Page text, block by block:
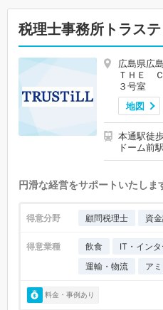
税理士事務所トラス
広島県広
ＴＨＥ
３号室
地図
本通駅徒
ドーム前
円滑な経営をサポートいたしま
得意分野 顧問税理士 資
得意業種 飲食 IT・インタ
運輸・物流
ア
料金・事例あり